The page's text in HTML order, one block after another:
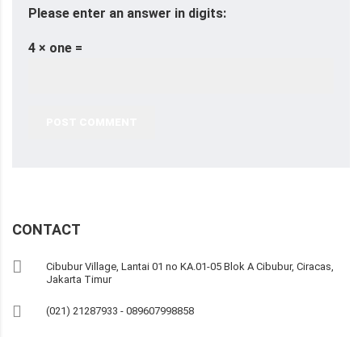
Please enter an answer in digits:
4 × one =
CONTACT
Cibubur Village, Lantai 01 no KA.01-05 Blok A Cibubur, Ciracas,
Jakarta Timur
(021) 21287933 - 089607998858